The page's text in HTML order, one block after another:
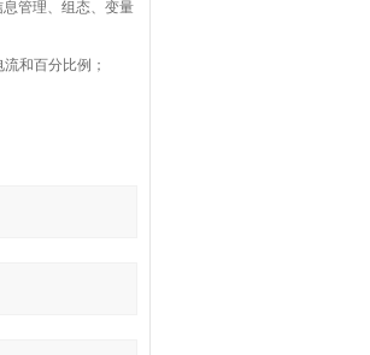
管理、组态、变量
和百分比例；